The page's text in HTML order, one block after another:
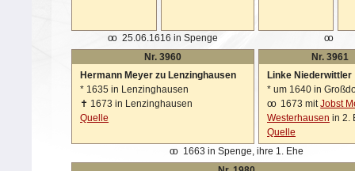
oo 25.06.1616 in Spenge
oo
Nr. 3960
Hermann Meyer zu Lenzinghausen
* 1635 in Lenzinghausen
✝ 1673 in Lenzinghausen
Quelle
Nr. 3961
Linke Niederwittler
* um 1640 in
oo
1673 mitJobst
Westerhausen in 2.
Quelle
oo
1663 in Spenge, ihre 1. Ehe